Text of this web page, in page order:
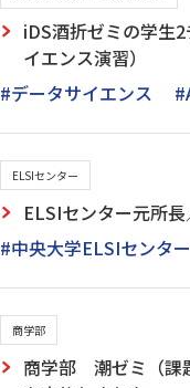
iDS酒折ゼミの学生
イエンス演習）
#データサイエンス
ELSIセンター
ELSIセンター元所
#中央大学ELSIセンター
商学部
商学部 潮ゼミ（課